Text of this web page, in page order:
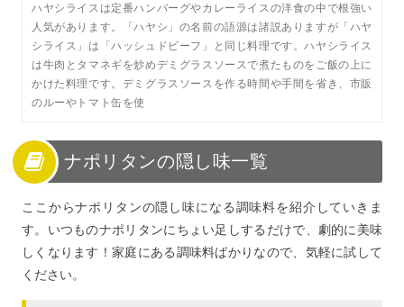
ハヤシライスは定番ハンバーグやカレーライスの洋食の中で根強い
人気があります。「ハヤシ」の名前の語源は諸説ありますが「ハヤ
シライス」は「ハッシュドビーフ」と同じ料理です。ハヤシライス
は牛肉とタマネギを炒めデミグラスソースで煮たものをご飯の上に
かけた料理です。デミグラスソースを作る時間や手間を省き、市販
のルーやトマト缶を使
ナポリタンの隠し味一覧
ここからナポリタンの隠し味になる調味料を紹介していきま
す。いつものナポリタンにちょい足しするだけで、劇的に美味
しくなります！家庭にある調味料ばかりなので、気軽に試して
ください。